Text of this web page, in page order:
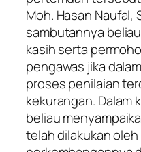
Moh. Hasan Naufal,
sambutannya
kasih serta
pengawas jika
proses penilaian
kekurangan. Dalam
beliau
telah dilakukan